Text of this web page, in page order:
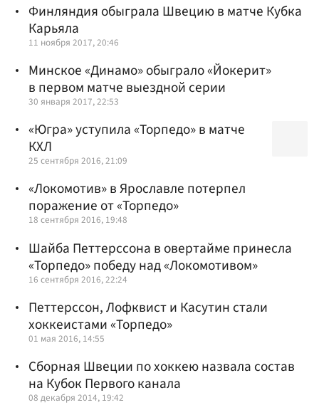
Финляндия обыграла Швецию в матче Кубка
Карьяла
11 ноября 2017, 20:46
Минское «Динамо» обыграло «Йокерит»
в первом матче выездной серии‍
30 января 2017, 22:53
«Югра» уступила «Торпедо» в матче
КХЛ
25 сентября 2016, 21:09
«Локомотив» в Ярославле потерпел
поражение от «Торпедо»
18 сентября 2016, 19:48
Шайба Петтерссона в овертайме принесла
«Торпедо» победу над «Локомотивом»
16 сентября 2016, 22:24
Петтерссон, Лофквист и Касутин стали
хоккеистами «Торпедо»
01 мая 2016, 14:55
Сборная Швеции по хоккею назвала состав
на Кубок Первого канала
08 декабря 2014, 19:42